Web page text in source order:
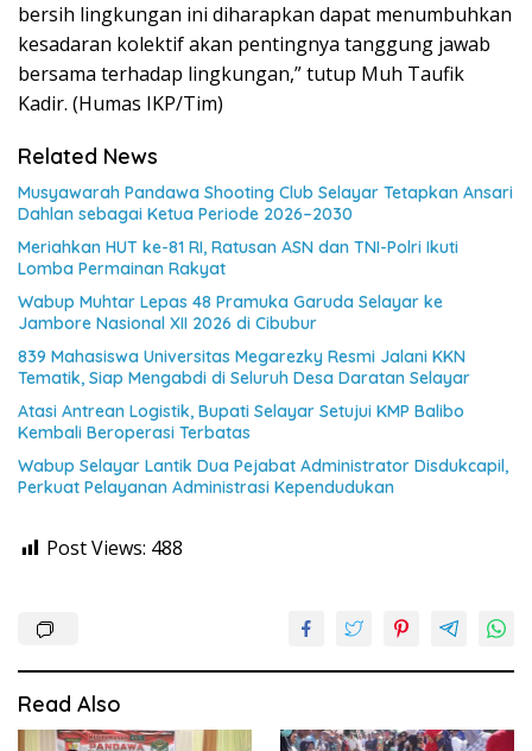
bersih lingkungan ini diharapkan dapat menumbuhkan
kesadaran kolektif akan pentingnya tanggung jawab
bersama terhadap lingkungan,” tutup Muh Taufik
Kadir. (Humas IKP/Tim)
Related News
Musyawarah Pandawa Shooting Club Selayar Tetapkan Ansari
Dahlan sebagai Ketua Periode 2026–2030
Meriahkan HUT ke-81 RI, Ratusan ASN dan TNI-Polri Ikuti
Lomba Permainan Rakyat
Wabup Muhtar Lepas 48 Pramuka Garuda Selayar ke
Jambore Nasional XII 2026 di Cibubur
839 Mahasiswa Universitas Megarezky Resmi Jalani KKN
Tematik, Siap Mengabdi di Seluruh Desa Daratan Selayar
Atasi Antrean Logistik, Bupati Selayar Setujui KMP Balibo
Kembali Beroperasi Terbatas
Wabup Selayar Lantik Dua Pejabat Administrator Disdukcapil,
Perkuat Pelayanan Administrasi Kependudukan
Post Views: 488
Read Also